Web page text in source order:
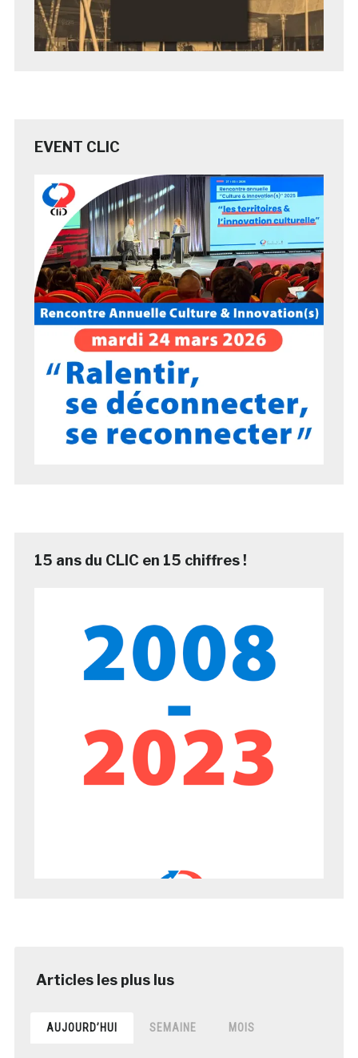
EVENT CLIC
15 ans du CLIC en 15 chiffres !
AUJOURD’HUI SEMAINE MOIS